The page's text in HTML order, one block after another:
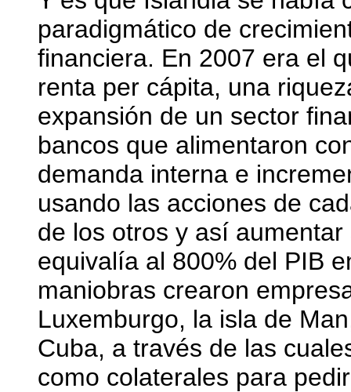
paradigmático de
financiera. En 2007 era el
renta per cápita, una
expansión de un sector
bancos que alimentaron
demanda interna e
usando las acciones de
de los otros y así
equivalía al 800% del PIB
maniobras crearon
Luxemburgo, la isla de
Cuba, a través de las
como colaterales para